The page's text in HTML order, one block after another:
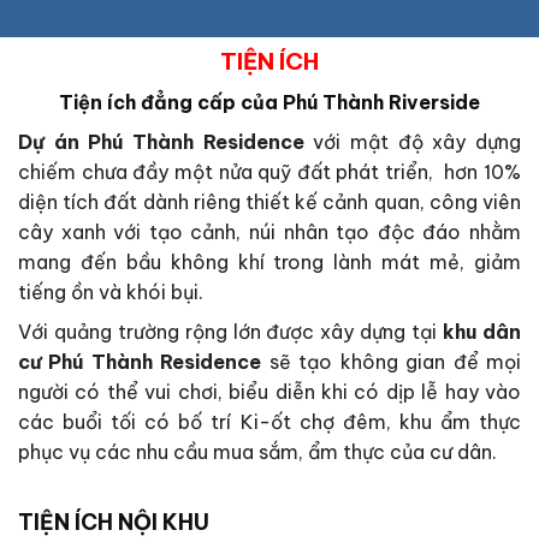
TIỆN ÍCH
Tiện ích đẳng cấp của Phú Thành Riverside
Dự án Phú Thành Residencevới mật độ xây dựng
chiếm chưa đầy một nửa quỹ đất phát triển, hơn 10%
diện tích đất dành riêng thiết kế cảnh quan, công viên
cây xanh với tạo cảnh, núi nhân tạo độc đáo nhằm
mang đến bầu không khí trong lành mát mẻ, giảm
tiếng ồn và khói bụi.
Với quảng trường rộng lớn được xây dựng tại khu dân
cư Phú Thành Residence sẽ tạo không gian để mọi
người có thể vui chơi, biểu diễn khi có dịp lễ hay vào
các buổi tối có bố trí Ki-ốt chợ đêm, khu ẩm thực
phục vụ các nhu cầu mua sắm, ẩm thực của cư dân.
TIỆN ÍCH NỘI KHU